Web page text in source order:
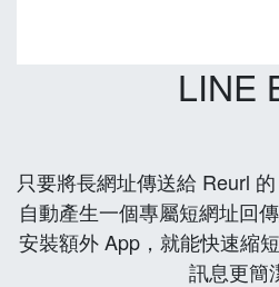
LINE
只要將長網址傳送給 Reurl
自動產生一個專屬短網址回
安裝額外 App，就能快速縮
訊息更簡